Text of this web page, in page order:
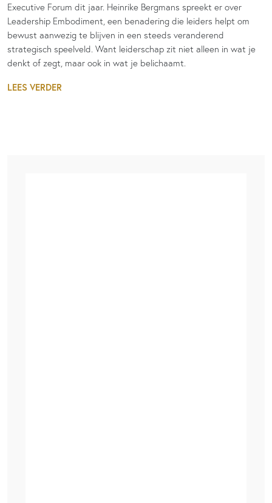
Executive Forum dit jaar. Heinrike Bergmans spreekt er over
Leadership Embodiment, een benadering die leiders helpt om
bewust aanwezig te blijven in een steeds veranderend
strategisch speelveld. Want leiderschap zit niet alleen in wat je
denkt of zegt, maar ook in wat je belichaamt.
LEES VERDER